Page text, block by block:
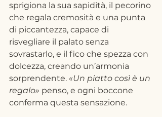
sprigiona la sua sapidità, il pecorino
che regala cremosità e una punta
di piccantezza, capace di
risvegliare il palato senza
sovrastarlo, e il fico che spezza con
dolcezza, creando un’armonia
sorprendente. «Un piatto così è un
regalo» penso, e ogni boccone
conferma questa sensazione.